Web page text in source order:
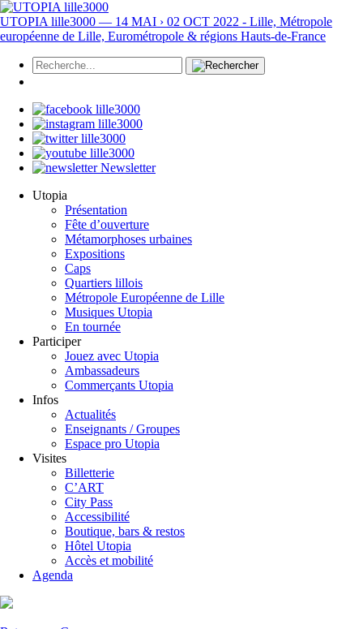
UTOPIA lille3000 — 14 MAI › 02 OCT 2022 - Lille, Métropole
européenne de Lille, Eurométropole & régions Hauts-de-France
Newsletter
Utopia
Présentation
Fête d’ouverture
Métamorphoses urbaines
Expositions
Caps
Quartiers lillois
Métropole Européenne de Lille
Musiques Utopia
En tournée
Participer
Jouez avec Utopia
Ambassadeurs
Commerçants Utopia
Infos
Actualités
Enseignants / Groupes
Espace pro Utopia
Visites
Billetterie
C’ART
City Pass
Accessibilité
Boutique, bars & restos
Hôtel Utopia
Accès et mobilité
Agenda